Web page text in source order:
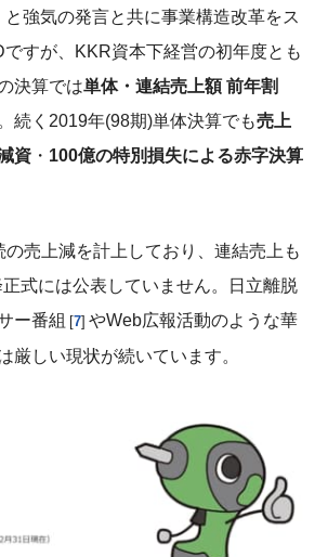
と強気の発言と共に事業構造改革をス
すが、KKR資本下経営の初年度とも
決算では単体・連結売上額 前年割
続く2019年(98期)単体決算でも売上
資 ・ 100億の特別損失による赤字決算
売上減を計上しており、連結売上も
式には公表していません。日立離脱
ー番組
7 やWeb広報活動のような華
厳しい現状が続いています。